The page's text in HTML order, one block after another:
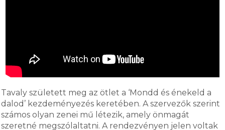
Tavaly született meg az ötlet a ‘Mondd és énekeld a
dalod’ kezdeményezés keretében. A szervezők szerint
számos olyan zenei mű létezik, amely önmagát
szeretné megszólaltatni. A rendezvényen jelen voltak